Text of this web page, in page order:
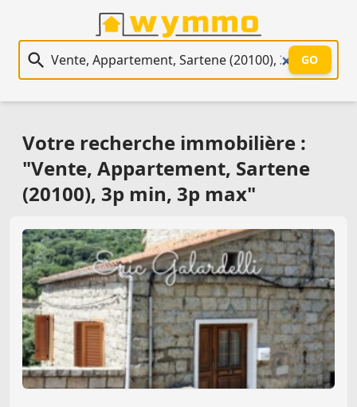
Recherche immobilière
GO
Votre recherche immobilière :
"Vente, Appartement, Sartene
(20100), 3p min, 3p max"